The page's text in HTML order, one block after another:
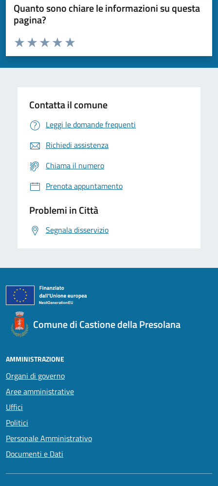
Quanto sono chiare le informazioni su questa
pagina?
Domanda
Valuta da 1 a 5 stelle la pagina
Valuta 5 stelle su 5
Valuta 4 stelle su 5
Valuta 3 stelle su 5
Valuta 2 stelle su 5
Valuta 1 stelle su 5
Contatta il comune
Leggi le domande frequenti
Richiedi assistenza
Chiama il numero
Prenota appuntamento
Problemi in Città
Segnala disservizio
Comune di Castione della Presolana
AMMINISTRAZIONE
Organi di governo
Aree amministrative
Uffici
Politici
Personale Amministrativo
Documenti e Dati